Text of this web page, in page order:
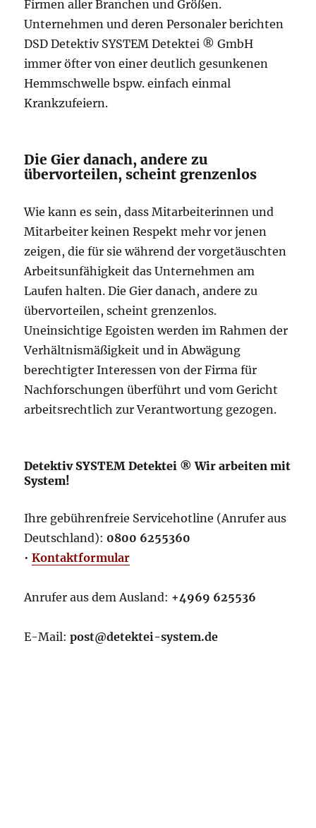
Firmen aller Branchen und Größen.
Unternehmen und deren Personaler berichten
DSD Detektiv SYSTEM Detektei ® GmbH
immer öfter von einer deutlich gesunkenen
Hemmschwelle bspw. einfach einmal
Krankzufeiern.
Die Gier danach, andere zu
übervorteilen, scheint grenzenlos
Wie kann es sein, dass Mitarbeiterinnen und
Mitarbeiter keinen Respekt mehr vor jenen
zeigen, die für sie während der vorgetäuschten
Arbeitsunfähigkeit das Unternehmen am
Laufen halten. Die Gier danach, andere zu
übervorteilen, scheint grenzenlos.
Uneinsichtige Egoisten werden im Rahmen der
Verhältnismäßigkeit und in Abwägung
berechtigter Interessen von der Firma für
Nachforschungen überführt und vom Gericht
arbeitsrechtlich zur Verantwortung gezogen.
Detektiv SYSTEM Detektei ® Wir arbeiten mit
System!
Ihre gebührenfreie Servicehotline (Anrufer aus
Deutschland): 0800 6255360
•Kontaktformular
Anrufer aus dem Ausland: +4969 625536
E-Mail:post@detektei-system.de